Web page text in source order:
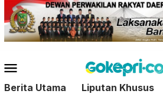
Loncat
ke
konten
Mobile
Berita Utama Liputan Khusus